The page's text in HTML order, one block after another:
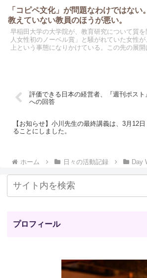
「コピペ文化」が問題なわけではない
教えていない教員のほうが悪い。
早稲田大学の大学院が、教育研究について質
人女性初のノーベル賞」と騒がれていた女性
上という事態になりかけている。この先の展開
アや世間一般の論調に対して、研究者として
評価できる日本の経営者、『週刊ポスト
への回答
【お知らせ】小川先生の最終講義は、3月12
ることにしました。
ホーム 日々の活動記録 Day
プロフィール